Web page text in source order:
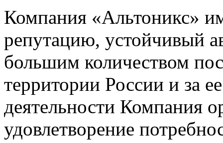
Компания «Альтоникс»
репутацию, устойчивый
большим количеством
территории России и за
деятельности Компания
удовлетворение